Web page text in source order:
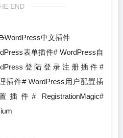
END
WordPress中文插件
表单插件# WordPress自
登陆登录注册插件#
插件# WordPress用户配置插
件# RegistrationMagic#